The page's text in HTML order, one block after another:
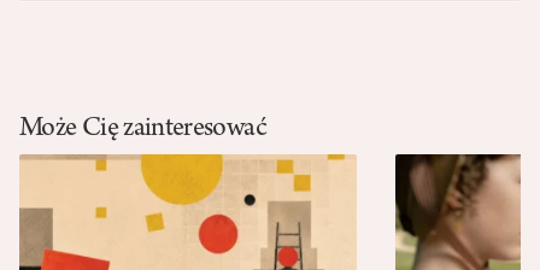
Może Cię zainteresować